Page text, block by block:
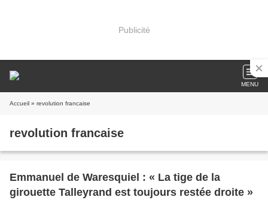
Publicité
MENU
Accueil » revolution francaise
revolution francaise
Emmanuel de Waresquiel : « La tige de la
girouette Talleyrand est toujours restée droite »